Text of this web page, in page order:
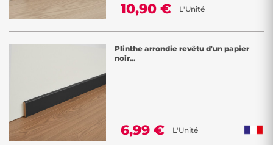
10,90 € L'Unité
Plinthe arrondie revêtu d'un papier
noir...
6,99 € L'Unité